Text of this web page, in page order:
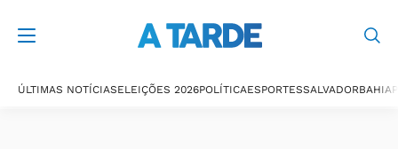
ÚLTIMAS NOTÍCIASELEIÇÕES 2026POLÍTICAESPORTESSALVADORBAHIA